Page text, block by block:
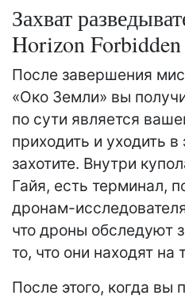
Захват
Horizon
После завершения
«Око Земли» вы
по сути является
приходить и уходить в
захотите. Внутри
Гайя, есть терминал,
дронам-
что дроны обследуют
то, что они находят на
После этого, когда вы